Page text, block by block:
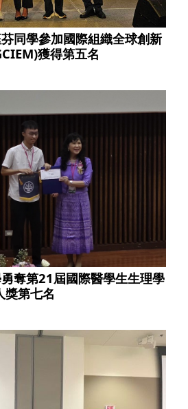
同學參加國際組織全球創新
獲得第五名
奪第21屆國際醫學生生理學
第七名